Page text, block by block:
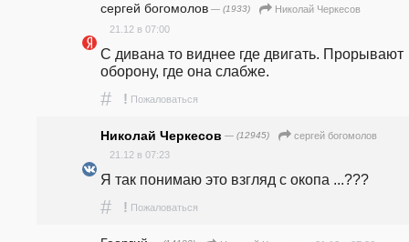
сергей богомолов — (1933)
Николай Черкесов
21.12 в 07:00
С дивана то виднее где двигать. Прорывают
оборону, где она слабже.
# ! Пожаловаться
Николай Черкесов — (12945)
сергей богомолов
21.12 в 07:23
Я так понимаю это взгляд с окопа ...???
# ! Пожаловаться